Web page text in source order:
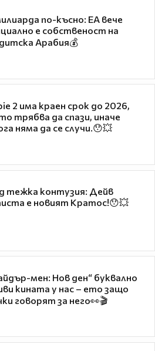
по-късно: EA вече
е собственост на
Арабия💰
2 има краен срок до 2026,
трябва да спази, иначе
няма да се случи.😯💥
тежка контузия: Дейв
е новият Кратос!😯💥
мен: Нов ден“ буквално
кината у нас – ето защо
говорят за него👀🎬